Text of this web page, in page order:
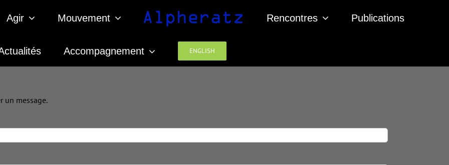
Agir Mouvement Rencontres Publications
Accompagnement ENGLISH
un message.